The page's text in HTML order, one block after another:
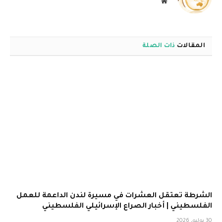
المقالات ذات الصلة
الشرطة تعتقل العشرات في مسيرة لندن الداعمة للعمل
الفلسطيني | أخبار الصراع الإسرائيلي الفلسطيني